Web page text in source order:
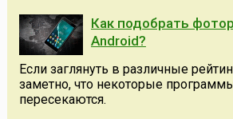
Как подобрать
Android?
Если заглянуть в различные
заметно, что некоторые
пересекаются.